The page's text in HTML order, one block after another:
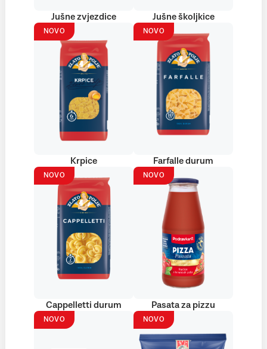
Jušne zvjezdice Jušne školjkice
NOVO
Krpice
NOVO
Farfalle durum
NOVO
Cappelletti durum
NOVO
Pasata za pizzu
NOVO NOVO